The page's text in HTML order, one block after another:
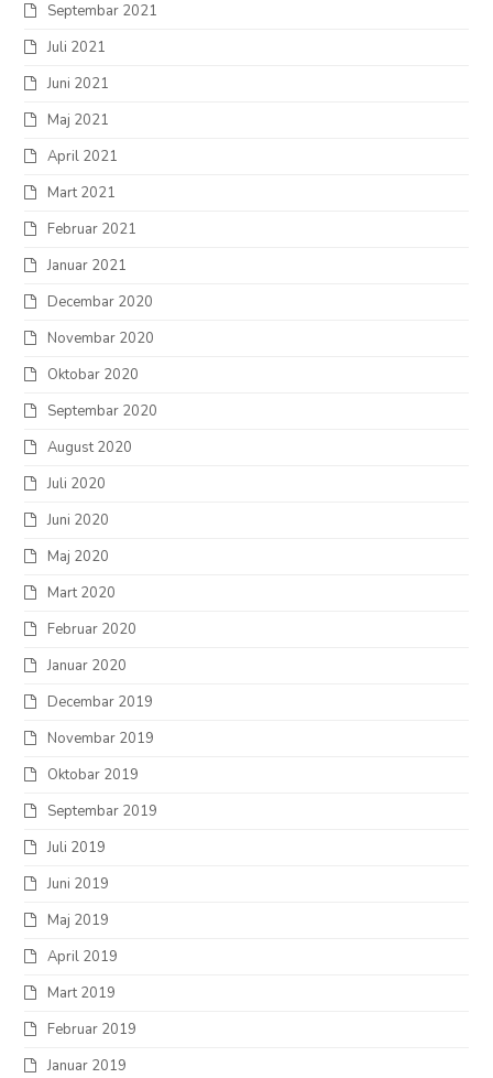
Septembar 2021
Juli 2021
Juni 2021
Maj 2021
April 2021
Mart 2021
Februar 2021
Januar 2021
Decembar 2020
Novembar 2020
Oktobar 2020
Septembar 2020
August 2020
Juli 2020
Juni 2020
Maj 2020
Mart 2020
Februar 2020
Januar 2020
Decembar 2019
Novembar 2019
Oktobar 2019
Septembar 2019
Juli 2019
Juni 2019
Maj 2019
April 2019
Mart 2019
Februar 2019
Januar 2019